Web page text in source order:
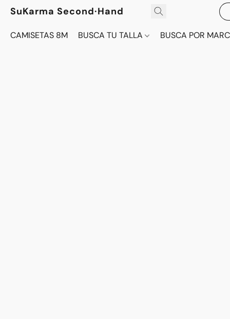
SuKarma Second·Hand
CAMISETAS 8M BUSCA TU TALLA BUSCA POR